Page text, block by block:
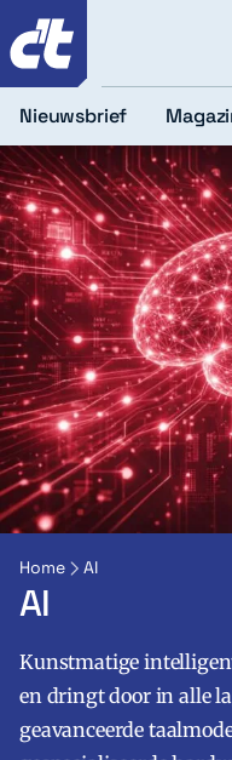
Nieuwsbrief
Home AI
AI
Kunstmatige
en dringt door in alle
geavanceerde